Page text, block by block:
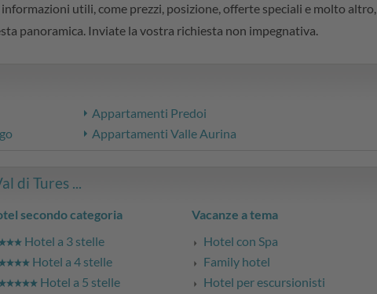
utili, come prezzi, posizione, offerte speciali e molto altro,
panoramica. Inviate la vostra richiesta non impegnativa.
Appartamenti Predoi
Appartamenti Valle Aurina
di Tures ...
secondo categoria
Hotel a 3 stelle
Hotel a 4 stelle
Hotel a 5 stelle
Vacanze a tema
Hotel con Spa
Family hotel
Hotel per escursionisti